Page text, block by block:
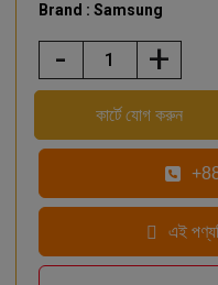
Brand : Samsung
- +
এই